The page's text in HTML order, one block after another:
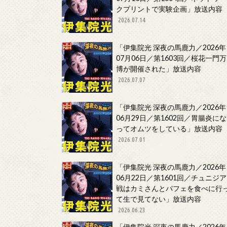
クプリントで実験企画」放送内容
2026.07.14
「伊集院光 深夜の馬鹿力／2026年
07月06日／第1603回／桜花一門万
博が開催された」放送内容
2026.07.07
「伊集院光 深夜の馬鹿力／2026年
06月29日／第1602回／胃腸炎にな
ってオムツをしている」放送内容
2026.07.01
「伊集院光 深夜の馬鹿力／2026年
06月22日／第1601回／チュニジア
戦はカミさんとパフェを食べに行
て生で見てない」放送内容
2026.06.23